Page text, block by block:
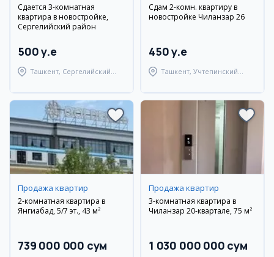
Сдается 3-комнатная
квартира в новостройке,
Сергелийский район
500 y.e
Ташкент, Сергелийский
Сдам 2-комн. квартиру в
новостройке Чиланзар 26
450 y.e
Ташкент, Учтепинский
Продажа квартир
2-комнатная квартира в
Янгиабад, 5/7 эт., 43 м²
739 000 000 сум
Продажа квартир
3-комнатная квартира в
Чиланзар 20-квартале, 75 м²
1 030 000 000 сум